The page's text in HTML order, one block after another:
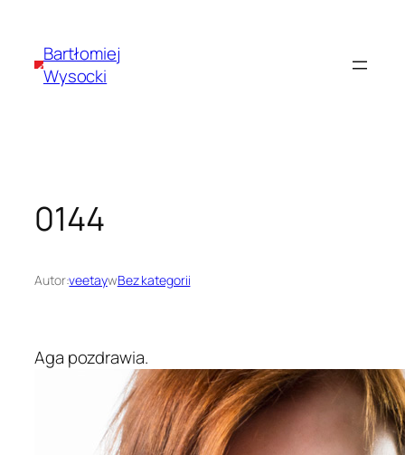
treściBartłomiej
Wysocki
0144
Autor:veetaywBez kategorii
Aga pozdrawia.